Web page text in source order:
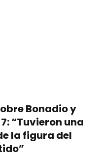
Bonadio y
“Tuvieron una
la figura del